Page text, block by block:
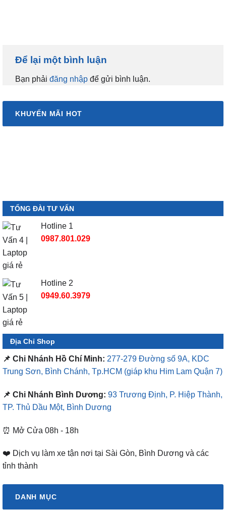
Để lại một bình luận
Bạn phải đăng nhập để gửi bình luận.
KHUYẾN MÃI HOT
TỔNG ĐÀI TƯ VẤN
Hotline 1
0987.801.029
Hotline 2
0949.60.3979
Địa Chỉ Shop
📌 Chi Nhánh Hồ Chí Minh: 277-279 Đường số 9A, KDC
Trung Sơn, Bình Chánh, Tp.HCM (giáp khu Him Lam Quận 7)
📌 Chi Nhánh Bình Dương: 93 Trương Định, P. Hiệp Thành,
TP. Thủ Dầu Một, Bình Dương
⏰ Mở Cửa 08h - 18h
❤️ Dịch vụ làm xe tận nơi tại Sài Gòn, Bình Dương và các
tỉnh thành
DANH MỤC